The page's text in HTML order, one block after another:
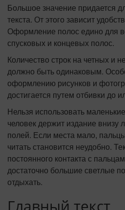
Большое значение придается
текста. От этого зависит
Оформление полос едино для
спусковых и концевых полос.
Количество строк на четных и
должно быть одинаковым.
оформлению рисунков и
достигается путем отбивки до
Нельзя использовать
человек держит издание внизу
полей. Если места мало,
читать становится неудобно.
постоянного контакта с
достаточно большие светлые
отдыхать.
Главный текст